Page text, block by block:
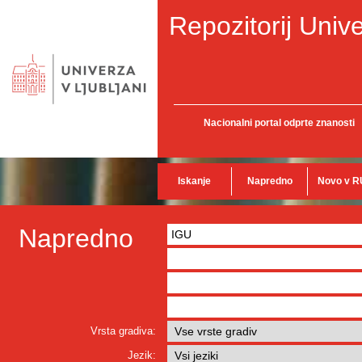
Repozitorij
Nacionalni portal odprte znanosti
Iskanje Napredno Novo v
Napredno
Vrsta gradiva:
Jezik: